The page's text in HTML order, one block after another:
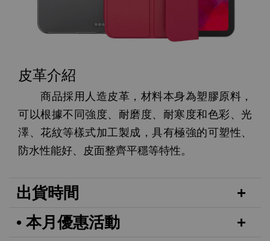
皮革介紹
商品採用人造皮革，材料本身為塑膠原料，
可以根據不同強度、耐磨度、耐寒度和色彩、光
澤、花紋等樣式加工製成，具有極強的可塑性、
防水性能好、皮面整齊平穩等特性。
出貨時間
• 本月優惠活動